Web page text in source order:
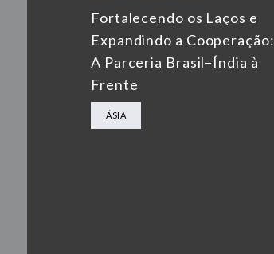
Fortalecendo os Laços e
Expandindo a Cooperação:
A Parceria Brasil–Índia à
Frente
ÁSIA